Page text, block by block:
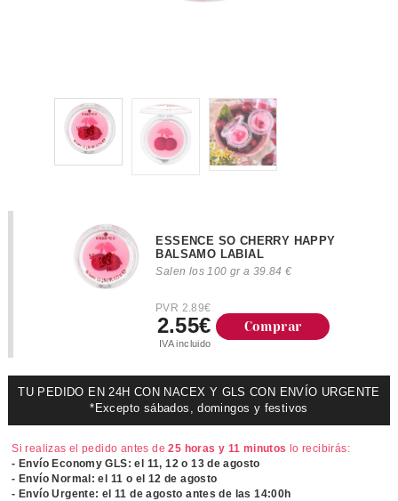
ESSENCE SO CHERRY HAPPY
BALSAMO LABIAL
Salen los 100 gr a 39.84 €
PVR 2.89€
2.55€
IVA incluido
Comprar
TU PEDIDO EN 24H CON NACEX Y GLS CON ENVÍO URGENTE
*Excepto sábados, domingos y festivos
Si realizas el pedido antes de25 horas y 11 minutos lo recibirás:
- Envío Economy GLS: el 11, 12 o 13 de agosto
- Envío Normal: el 11 o el 12 de agosto
- Envío Urgente: el11 de agosto antes de las 14:00h